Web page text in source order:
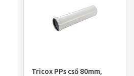
Tricox PPs cső 80mm,